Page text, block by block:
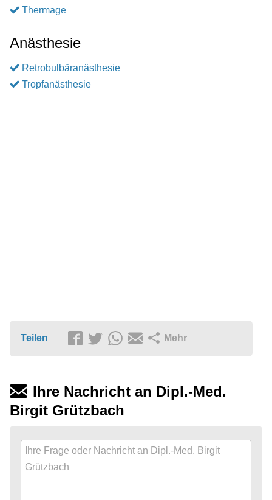
Thermage
Anästhesie
Retrobulbäranästhesie
Tropfanästhesie
Teilen Mehr
Ihre Nachricht an Dipl.-Med.
Birgit Grützbach